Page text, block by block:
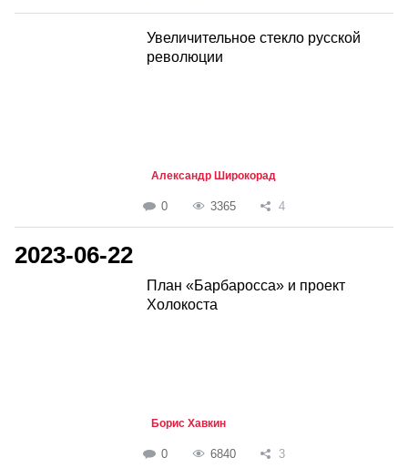
Увеличительное стекло русской
революции
Александр Широкорад
0 3365 4
2023-06-22
План «Барбаросса» и проект
Холокоста
Борис Хавкин
0 6840 3